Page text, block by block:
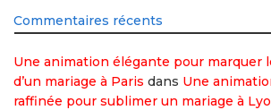
Commentaires récents
Une animation élégante pour marquer
d’un mariage à Paris dans Une
raffinée pour sublimer un mariage à